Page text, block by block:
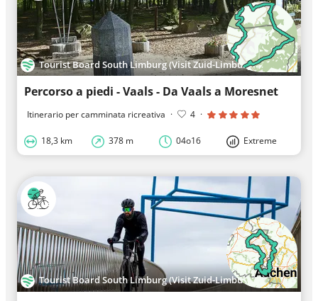
Tourist Board South Limburg (Visit Zuid-Limburg)
Percorso a piedi - Vaals - Da Vaals a Moresnet
Itinerario per camminata ricreativa · 4 ·
18,3 km 378 m 04o16 Extreme
Tourist Board South Limburg (Visit Zuid-Limburg)